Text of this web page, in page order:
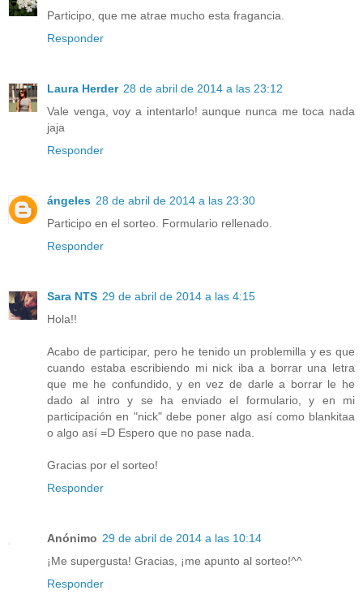
Participo, que me atrae mucho esta fragancia.
Responder
Laura Herder 28 de abril de 2014 a las 23:12
Vale venga, voy a intentarlo! aunque nunca me toca nada
jaja
Responder
ángeles 28 de abril de 2014 a las 23:30
Participo en el sorteo. Formulario rellenado.
Responder
Sara NTS 29 de abril de 2014 a las 4:15
Hola!!
Acabo de participar, pero he tenido un problemilla y es que
cuando estaba escribiendo mi nick iba a borrar una letra
que me he confundido, y en vez de darle a borrar le he
dado al intro y se ha enviado el formulario, y en mi
participación en "nick" debe poner algo así como blankitaa
o algo así =D Espero que no pase nada.
Gracias por el sorteo!
Responder
Anónimo 29 de abril de 2014 a las 10:14
¡Me supergusta! Gracias, ¡me apunto al sorteo!^^
Responder